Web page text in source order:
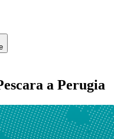
a Perugia